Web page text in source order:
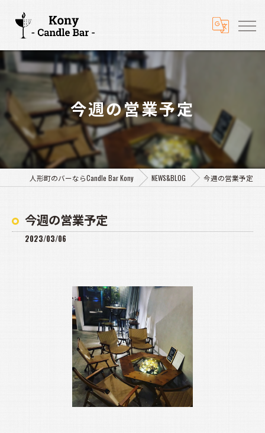
今週の営業予定
人形町のバーならCandle Bar Kony NEWS&BLOG 今週の営業予定
今週の営業予定
2023/03/06